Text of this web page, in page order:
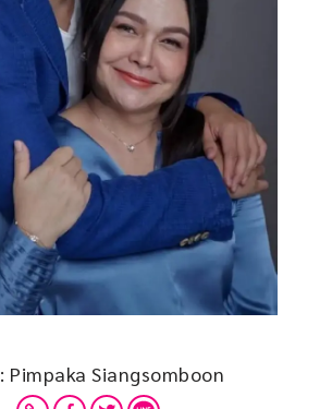
Siangsomboon